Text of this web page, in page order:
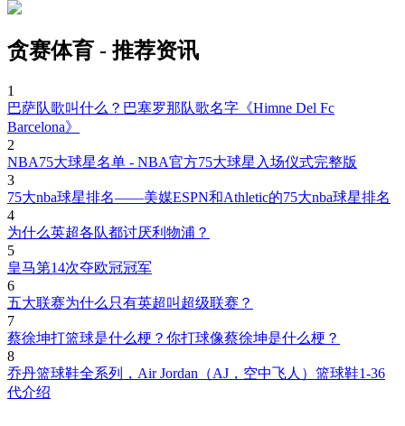
贪赛体育 - 推荐资讯
1
巴萨队歌叫什么？巴塞罗那队歌名字《Himne Del Fc
Barcelona》
2
NBA75大球星名单 - NBA官方75大球星入场仪式完整版
3
75大nba球星排名——美媒ESPN和Athletic的75大nba球星排名
4
为什么英超各队都讨厌利物浦？
5
皇马第14次夺欧冠冠军
6
五大联赛为什么只有英超叫超级联赛？
7
蔡徐坤打篮球是什么梗？你打球像蔡徐坤是什么梗？
8
乔丹篮球鞋全系列，Air Jordan（AJ，空中飞人）篮球鞋1-36
代介绍